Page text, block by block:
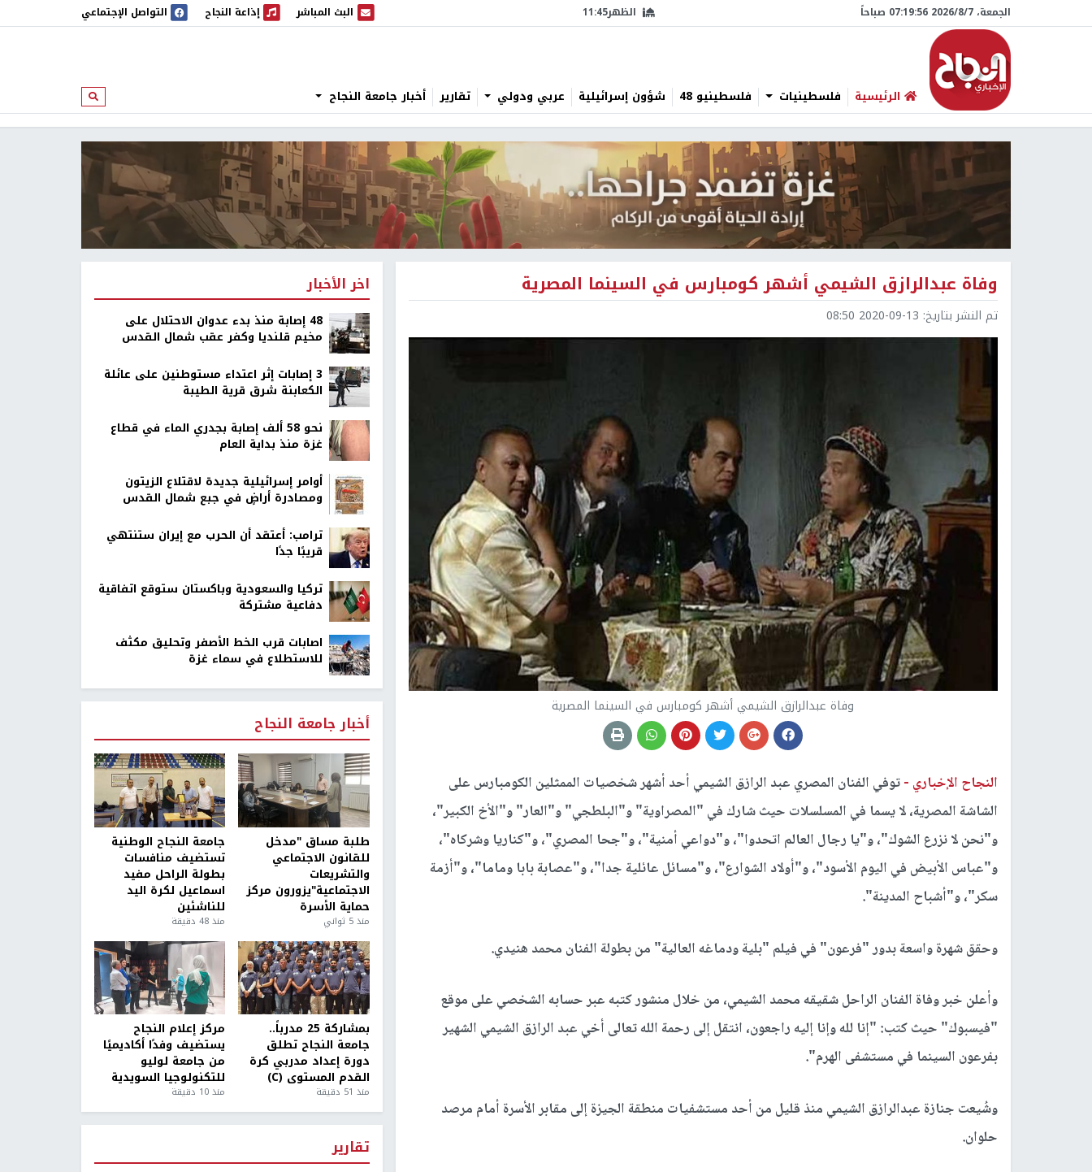
الجمعة، 7/‏8/‏2026 07:19:56 صباحاً الظهر11:45 البث المباشر
البث المباشر إذاعة النجاح
إذاعة النجاح التواصل الإجتماعي
الرئيسية فلسطينيات فلسطينيو 48 شؤون إسرائيلية عربي ودولي تقارير أخبار جامعة النجاح ابحث
وفاة عبدالرازق الشيمي أشهر كومبارس في السينما المصرية
تم النشر بتاريخ: 2020-09-13 08:50
وفاة عبدالرازق الشيمي أشهر كومبارس في السينما المصرية
النجاح الإخباري -توفي الفنان المصري عبد الرازق الشيمي أحد أشهر شخصيات الممثلين الكومبارس على
الشاشة المصرية، لا يسما في المسلسلات حيث شارك في "المصراوية" و"البلطجي" و"العار" و"الأخ الكبير"،
و"نحن لا نزرع الشوك"، و"يا رجال العالم اتحدوا"، و"دواعي أمنية"، و"جحا المصري"، و"كناريا وشركاه"،
و"عباس الأبيض في اليوم الأسود"، و"أولاد الشوارع"، و"مسائل عائلية جدا"، و"عصابة بابا وماما"، و"أزمة
سكر"، و"أشباح المدينة".
وحقق شهرة واسعة بدور "فرعون" في فيلم "بلية ودماغه العالية" من بطولة الفنان محمد هنيدي.
وأعلن خبر وفاة الفنان الراحل شقيقه محمد الشيمي، من خلال منشور كتبه عبر حسابه الشخصي على موقع
"فيسبوك" حيث كتب: "إنا لله وإنا إليه راجعون، انتقل إلى رحمة الله تعالى أخي عبد الرازق الشيمي الشهير
بفرعون السينما في مستشفى الهرم".
وشُيعت جنازة عبدالرازق الشيمي منذ قليل من أحد مستشفيات منطقة الجيزة إلى مقابر الأسرة أمام مرصد
حلوان.
اخر الأخبار
48 إصابة منذ بدء عدوان الاحتلال على
مخيم قلنديا وكفر عقب شمال القدس
‏3 إصابات إثر اعتداء مستوطنين على عائلة
الكعابنة شرق قرية الطيبة
نحو 58 ألف إصابة بجدري الماء في قطاع
غزة منذ بداية العام
أوامر إسرائيلية جديدة لاقتلاع الزيتون
ومصادرة أراضٍ في جبع شمال القدس
ترامب: أعتقد أن الحرب مع إيران ستنتهي
قريبًا جدًا
تركيا والسعودية وباكستان ستوقع اتفاقية
دفاعية مشتركة
اصابات قرب الخط الأصفر وتحليق مكثف
للاستطلاع في سماء غزة
أخبار جامعة النجاح
طلبة مساق "مدخل
للقانون الاجتماعي
والتشريعات
الاجتماعية"يزورون مركز
حماية الأسرة
منذ 5 ثواني
جامعة النجاح الوطنية
تستضيف منافسات
بطولة الراحل مفيد
اسماعيل لكرة اليد
للناشئين
منذ 48 دقيقة
بمشاركة 25 مدرباً..
جامعة النجاح تطلق
دورة إعداد مدربي كرة
القدم المستوى (C)
منذ 51 دقيقة
مركز إعلام النجاح
يستضيف وفدًا أكاديميًا
من جامعة لوليو
للتكنولوجيا السويدية
منذ 10 دقيقة
تقارير